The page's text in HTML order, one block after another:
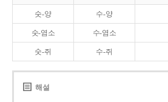
숫-양 수-양
숫-염소 수-염소
숫-쥐 수-쥐
해설